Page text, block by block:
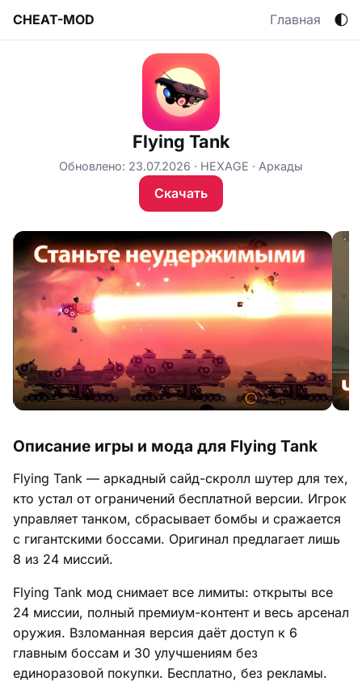
CHEAT-MOD Главная 🌓
Flying Tank
Обновлено: 23.07.2026 HEXAGE Аркады
Скачать
Описание игры и мода для Flying Tank
Flying Tank — аркадный сайд-скролл шутер для тех,
кто устал от ограничений бесплатной версии. Игрок
управляет танком, сбрасывает бомбы и сражается
с гигантскими боссами. Оригинал предлагает лишь
8 из 24 миссий.
Flying Tank мод снимает все лимиты: открыты все
24 миссии, полный премиум-контент и весь арсенал
оружия. Взломанная версия даёт доступ к 6
главным боссам и 30 улучшениям без
единоразовой покупки. Бесплатно, без рекламы.